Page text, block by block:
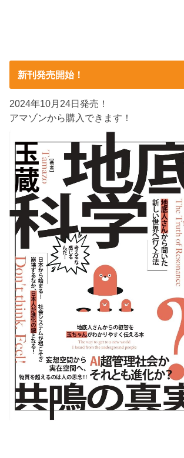
新刊発売開始！
2024年10月24日発売！
アマゾンから購入できます！